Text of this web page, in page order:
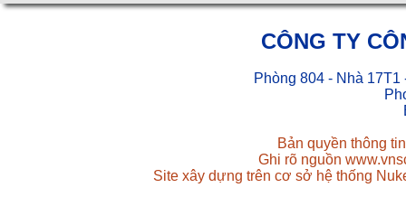
CÔNG TY
Phòng 804 - Nhà
Bản quyền thông
Ghi rõ nguồn
Site xây dựng trên cơ sở hệ thống